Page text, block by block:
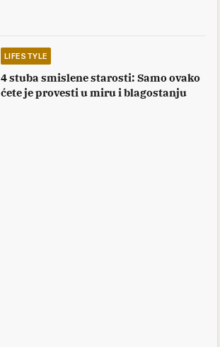
LIFESTYLE
4 stuba smislene starosti: Samo ovako
ćete je provesti u miru i blagostanju